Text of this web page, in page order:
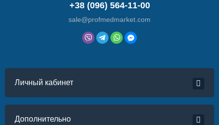
+38 (096) 564-11-00
sale@profmedmarket.com
Личный кабинет
Дополнительно